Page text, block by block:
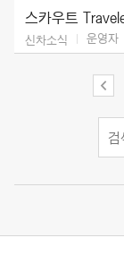
스카우트
신차소식 운영자